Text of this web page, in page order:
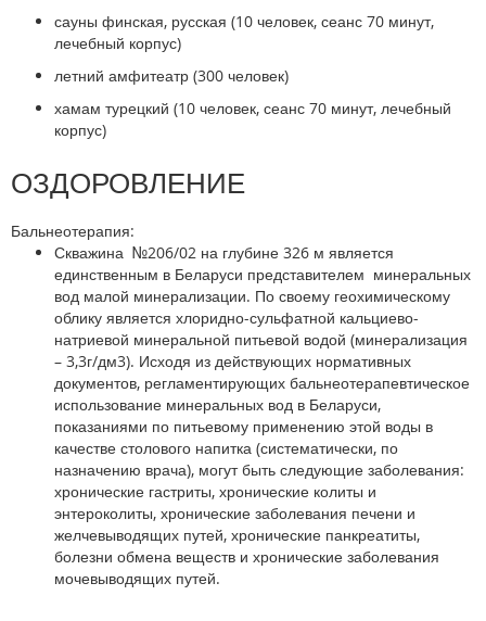
сауны финская, русская (10 человек, сеанс 70 минут,
лечебный корпус)
летний амфитеатр (300 человек)
хамам турецкий (10 человек, сеанс 70 минут, лечебный
корпус)
ОЗДОРОВЛЕНИЕ
Бальнеотерапия:
Скважина №206/02 на глубине 326 м является
единственным в Беларуси представителем минеральных
вод малой минерализации. По своему геохимическому
облику является хлоридно-сульфатной кальциево-
натриевой минеральной питьевой водой (минерализация
– 3,3г/дм3). Исходя из действующих нормативных
документов, регламентирующих бальнеотерапевтическое
использование минеральных вод в Беларуси,
показаниями по питьевому применению этой воды в
качестве столового напитка (систематически, по
назначению врача), могут быть следующие заболевания:
хронические гастриты, хронические колиты и
энтероколиты, хронические заболевания печени и
желчевыводящих путей, хронические панкреатиты,
болезни обмена веществ и хронические заболевания
мочевыводящих путей.